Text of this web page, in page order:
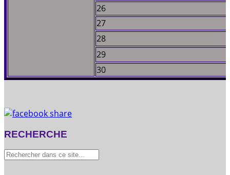
26
27
28
29
30
RECHERCHE